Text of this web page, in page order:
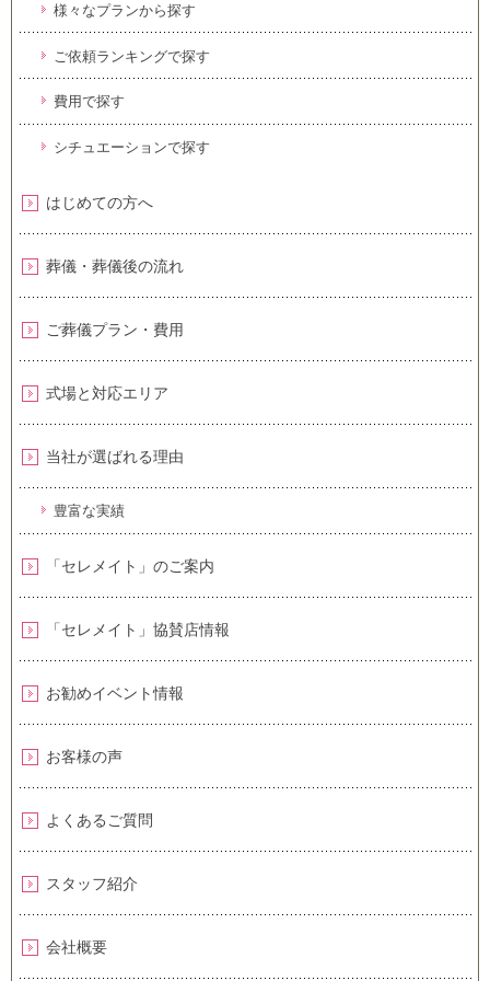
様々なプランから探す
ご依頼ランキングで探す
費用で探す
シチュエーションで探す
はじめての方へ
葬儀・葬儀後の流れ
ご葬儀プラン・費用
式場と対応エリア
当社が選ばれる理由
豊富な実績
「セレメイト」のご案内
「セレメイト」協賛店情報
お勧めイベント情報
お客様の声
よくあるご質問
スタッフ紹介
会社概要